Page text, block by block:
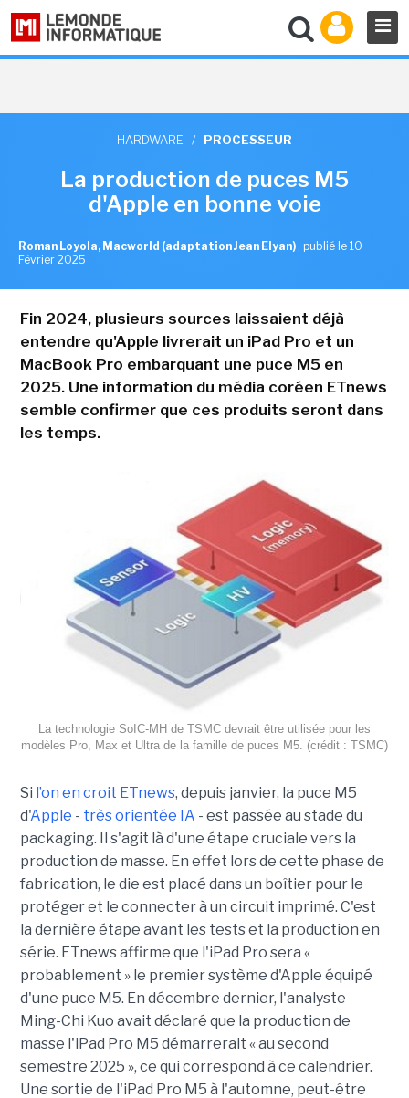
HARDWARE / PROCESSEUR
La production de puces M5
d'Apple en bonne voie
Roman Loyola, Macworld (adaptation Jean Elyan) , publié le 10
Février 2025
Fin 2024, plusieurs sources laissaient déjà
entendre qu'Apple livrerait un iPad Pro et un
MacBook Pro embarquant une puce M5 en
2025. Une information du média coréen ETnews
semble confirmer que ces produits seront dans
les temps.
La technologie SoIC-MH de TSMC devrait être utilisée pour les
modèles Pro, Max et Ultra de la famille de puces M5. (crédit : TSMC)
Si l’on en croit ETnews, depuis janvier, la puce M5
d'Apple - très orientée IA - est passée au stade du
packaging. Il s'agit là d'une étape cruciale vers la
production de masse. En effet lors de cette phase de
fabrication, le die est placé dans un boîtier pour le
protéger et le connecter à un circuit imprimé. C'est
la dernière étape avant les tests et la production en
série. ETnews affirme que l'iPad Pro sera «
probablement » le premier système d'Apple équipé
d'une puce M5. En décembre dernier, l'analyste
Ming-Chi Kuo avait déclaré que la production de
masse l'iPad Pro M5 démarrerait « au second
semestre 2025 », ce qui correspond à ce calendrier.
Une sortie de l'iPad Pro M5 à l'automne, peut-être